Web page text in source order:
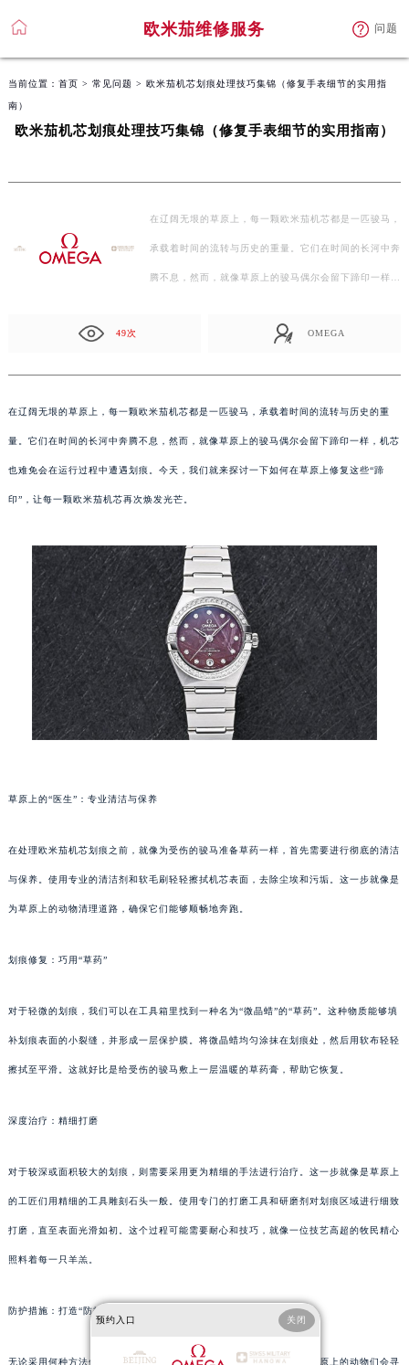
欧米茄维修服务 问题
当前位置： 首页 > 常见问题 > 欧米茄机芯划痕处理技巧集锦（修复手表细节的实用指
南）
欧米茄机芯划痕处理技巧集锦（修复手表细节的实用指南）
在辽阔无垠的草原上，每一颗欧米茄机芯都是一匹骏马，
承载着时间的流转与历史的重量。它们在时间的长河中奔
腾不息，然而，就像草原上的骏马偶尔会留下蹄印一样，
49次 OMEGA
在辽阔无垠的草原上，每一颗欧米茄机芯都是一匹骏马，承载着时间的流转与历史的重
量。它们在时间的长河中奔腾不息，然而，就像草原上的骏马偶尔会留下蹄印一样，机芯
也难免会在运行过程中遭遇划痕。今天，我们就来探讨一下如何在草原上修复这些“蹄
印”，让每一颗欧米茄机芯再次焕发光芒。
草原上的“医生”：专业清洁与保养
在处理欧米茄机芯划痕之前，就像为受伤的骏马准备草药一样，首先需要进行彻底的清洁
与保养。使用专业的清洁剂和软毛刷轻轻擦拭机芯表面，去除尘埃和污垢。这一步就像是
为草原上的动物清理道路，确保它们能够顺畅地奔跑。
划痕修复：巧用“草药”
对于轻微的划痕，我们可以在工具箱里找到一种名为“微晶蜡”的“草药”。这种物质能够填
补划痕表面的小裂缝，并形成一层保护膜。将微晶蜡均匀涂抹在划痕处，然后用软布轻轻
擦拭至平滑。这就好比是给受伤的骏马敷上一层温暖的草药膏，帮助它恢复。
深度治疗：精细打磨
对于较深或面积较大的划痕，则需要采用更为精细的手法进行治疗。这一步就像是草原上
的工匠们用精细的工具雕刻石头一般。使用专门的打磨工具和研磨剂对划痕区域进行细致
打磨，直至表面光滑如初。这个过程可能需要耐心和技巧，就像一位技艺高超的牧民精心
照料着每一只羊羔。
防护措施：打造“防护网”
无论采用何种方法修复划痕，最终都需确保机芯得到充分保护。如同草原上的动物们会寻
预约入口 关闭